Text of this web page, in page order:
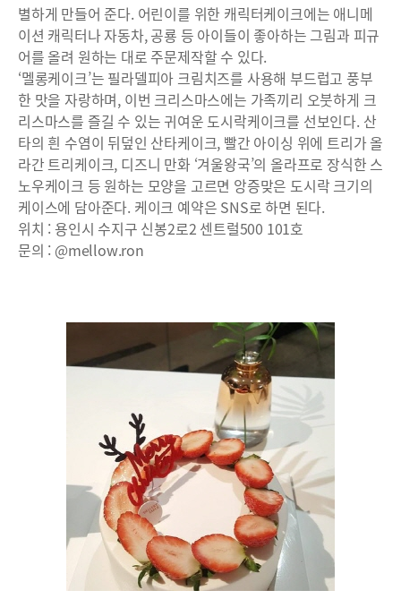
별하게 만들어 준다. 어린이를 위한 캐릭터케이크에는 애니메
이션 캐릭터나 자동차, 공룡 등 아이들이 좋아하는 그림과 피규
어를 올려 원하는 대로 주문제작할 수 있다.
‘멜롱케이크’는 필라델피아 크림치즈를 사용해 부드럽고 풍부
한 맛을 자랑하며, 이번 크리스마스에는 가족끼리 오붓하게 크
리스마스를 즐길 수 있는 귀여운 도시락케이크를 선보인다. 산
타의 흰 수염이 뒤덮인 산타케이크, 빨간 아이싱 위에 트리가 올
라간 트리케이크, 디즈니 만화 ‘겨울왕국’의 올라프로 장식한 스
노우케이크 등 원하는 모양을 고르면 앙증맞은 도시락 크기의
케이스에 담아준다. 케이크 예약은 SNS로 하면 된다.
위치 : 용인시 수지구 신봉2로2 센트럴500 101호
문의 : @mellow.ron